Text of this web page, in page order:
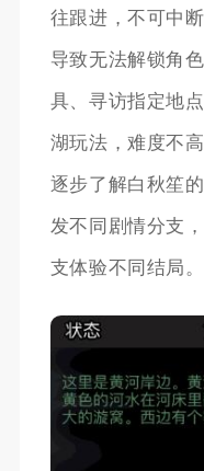
往跟进，不可中
导致无法解锁角
具、寻访指定地
湖玩法，难度不
逐步了解白秋笙
发不同剧情分支
支体验不同结局。